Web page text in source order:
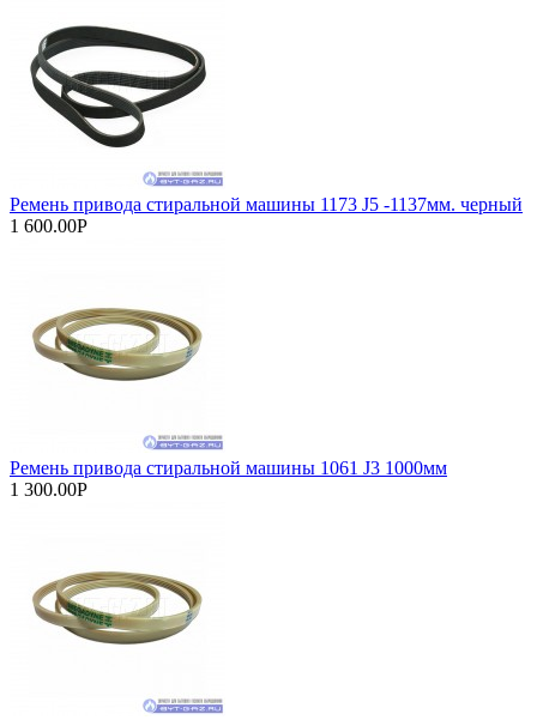
Ремень привода стиральной машины 1173 J5 -1137мм. черный
1 600.00Р
Ремень привода стиральной машины 1061 J3 1000мм
1 300.00Р